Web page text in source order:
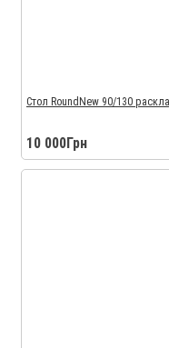
Стол RoundNew 90/130
10 000Грн